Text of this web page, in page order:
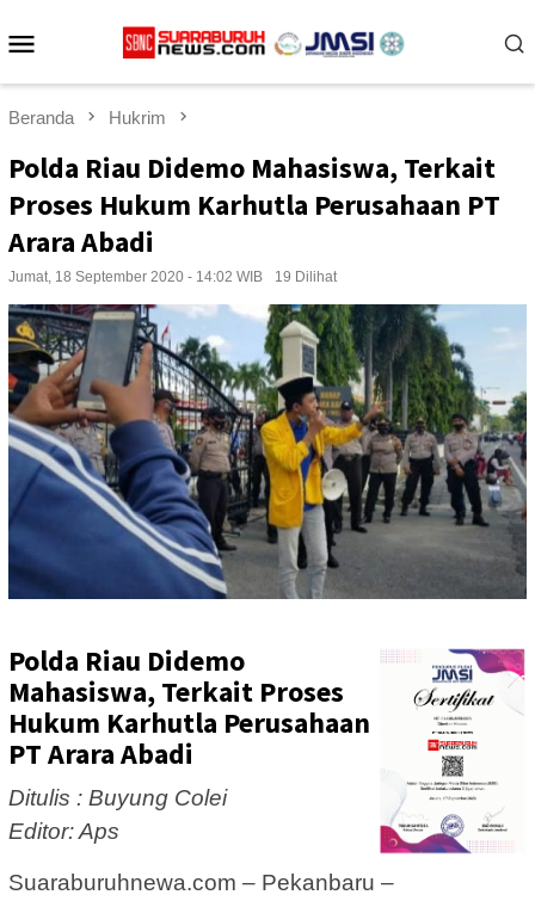
ke
Beranda Hukrim
Polda Riau Didemo Mahasiswa, Terkait
Proses Hukum Karhutla Perusahaan PT
Arara Abadi
Jumat, 18 September 2020 - 14:02 WIB 19 Dilihat
Polda Riau Didemo
Mahasiswa, Terkait Proses
Hukum Karhutla Perusahaan
PT Arara Abadi
Ditulis : Buyung Colei
Editor: Aps
Suaraburuhnewa.com – Pekanbaru –